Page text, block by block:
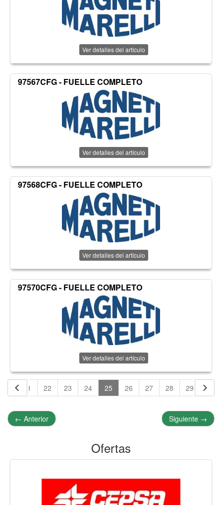
Ver detalles del artículo
97567CFG - FUELLE COMPLETO
Ver detalles del artículo
97568CFG - FUELLE COMPLETO
Ver detalles del artículo
97570CFG - FUELLE COMPLETO
Ver detalles del artículo
21 22 23 24 25 26 27 28 29 30
← Anterior Siguiente →
Ofertas